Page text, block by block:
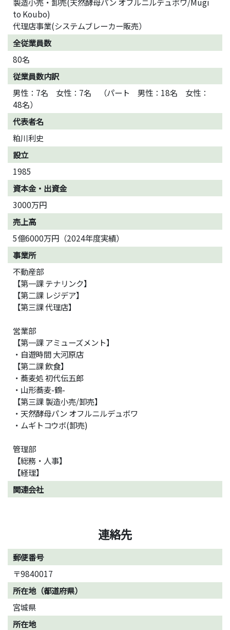
to Koubo)
代理店事業(システムブレーカー販売）
全従業員数
80名
従業員数内訳
男性：7名 女性：7名 （パート 男性：18名 女性：
48名）
代表者名
粕川利史
設立
1985
資本金・出資金
3000万円
売上高
5億6000万円（2024年度実績）
事業所
不動産部
【第一課 テナリンク】
【第二課 レジデア】
【第三課 代理店】
営業部
【第一課 アミューズメント】
・自遊時間 大河原店
【第二課 飲食】
・蕎麦処 初代伝五郎
・山形蕎麦-鶴-
【第三課 製造小売/卸売】
・天然酵母パン オフルニルデュボワ
・ムギトコウボ(卸売)
管理部
【総務・人事】
【経理】
関連会社
連絡先
郵便番号
〒9840017
所在地（都道府県）
宮城県
所在地